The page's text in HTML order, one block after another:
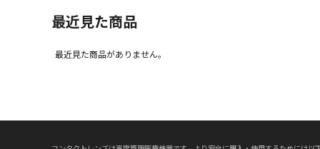
最近見た商品
最近見た商品がありません。